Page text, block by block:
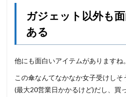
ガジェット以外も
ある
他にも面白いアイテムがありますね。
この傘なんてなかなか女子受けし
(最大20営業日かかるけど)だし、買